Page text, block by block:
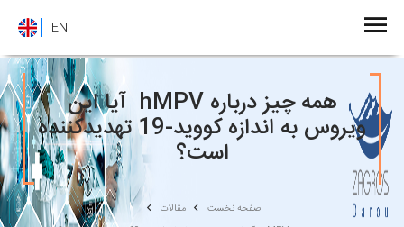
EN
همه چیز درباره hMPV آیا این
ویروس به اندازه کووید-19 تهدیدکننده
است؟
صفحه نخست
مقالات